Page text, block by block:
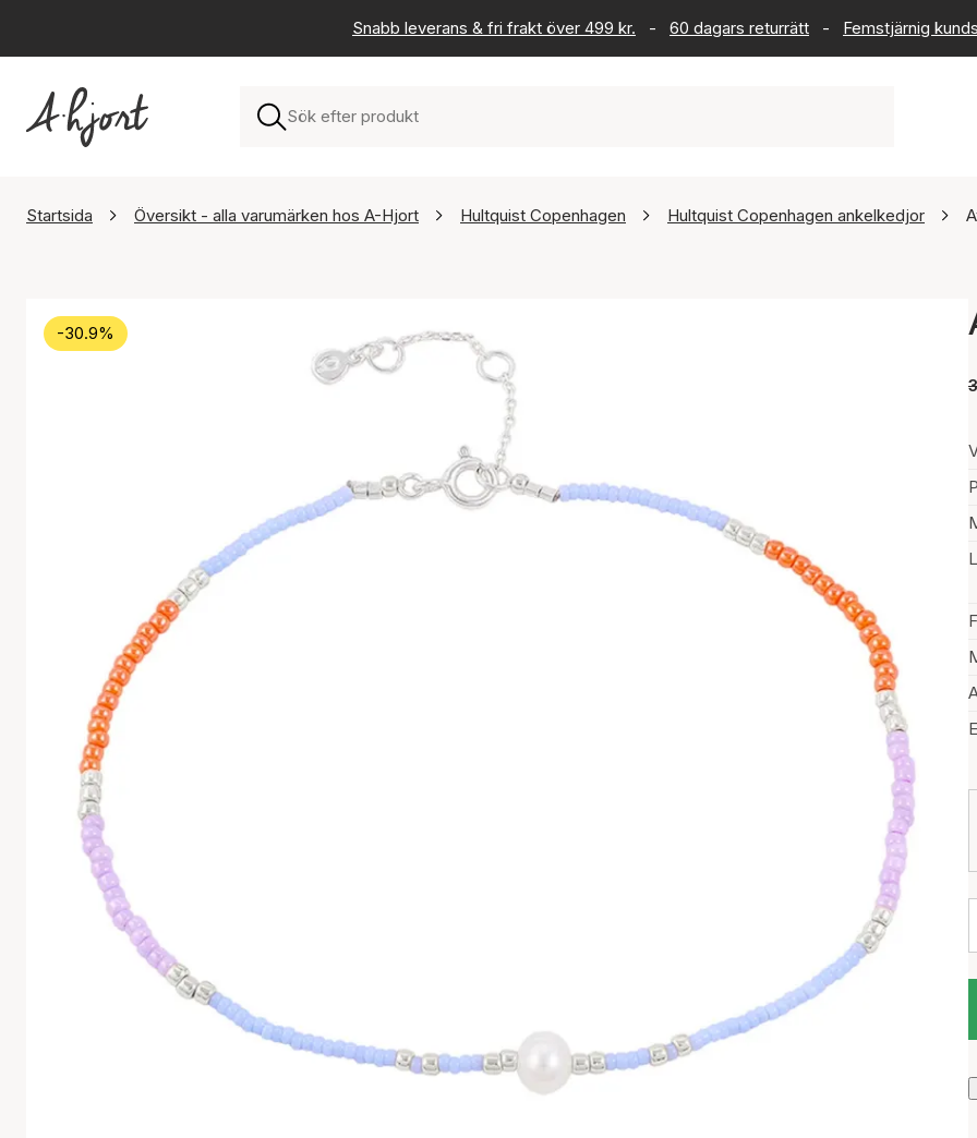
Snabb leverans & fri frakt över 499 kr. - 60 dagars returrätt - Femstjärnig
Startsida Översikt - alla varumärken hos A-Hjort Hultquist Copenhagen Hultquist Copenhagen ankelkedjor
-30.9%